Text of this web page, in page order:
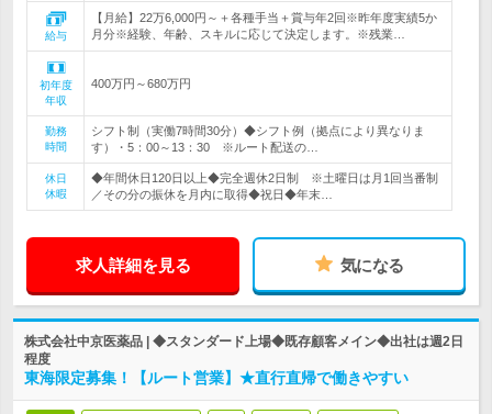
給与
【月給】22万6,000円～＋各種手当＋賞与年2回※昨年度実績5か
月分※経験、年齢、スキルに応じて決定します。※残業…
初年度
年収
400万円～680万円
勤務
時間
シフト制（実働7時間30分）◆シフト例（拠点により異なりま
す）・5：00～13：30 ※ルート配送の…
休日
休暇
◆年間休日120日以上◆完全週休2日制 ※土曜日は月1回当番制
／その分の振休を月内に取得◆祝日◆年末…
求人詳細を見る 気になる
株式会社中京医薬品 | ◆スタンダード上場◆既存顧客メイン◆出社は週2日
程度
東海限定募集！【ルート営業】★直行直帰で働きやすい